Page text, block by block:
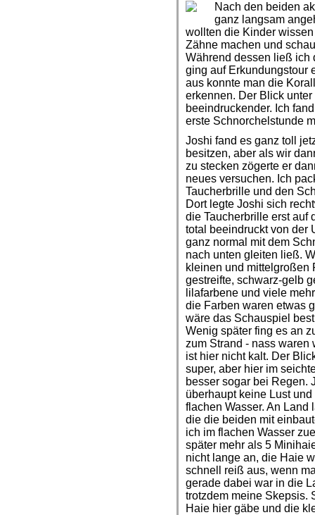
Nach den beiden
ganz langsam
wollten die Kinder
Zähne machen und
Während dessen ließ ich
ging auf Erkundungstour
aus konnte man die
erkennen. Der Blick
beeindruckender. Ich
erste Schnorchelstunde
Joshi fand es ganz toll
besitzen, aber als wir
zu stecken zögerte er
neues versuchen. Ich
Taucherbrille und den
Dort legte Joshi sich
die Taucherbrille erst auf
total beeindruckt von der
ganz normal mit dem
nach unten gleiten ließ.
kleinen und mittelgroßen
gestreifte, schwarz-gelb
lilafarbene und viele
die Farben waren etwas
wäre das Schauspiel
Wenig später fing es an
zum Strand - nass
ist hier nicht kalt. Der
super, aber hier im
besser sogar bei Regen.
überhaupt keine Lust
flachen Wasser. An
die die beiden mit
ich im flachen Wasser
später mehr als 5
nicht lange an, die Haie
schnell reiß aus, wenn
gerade dabei war in die
trotzdem meine Skepsis.
Haie hier gäbe und die